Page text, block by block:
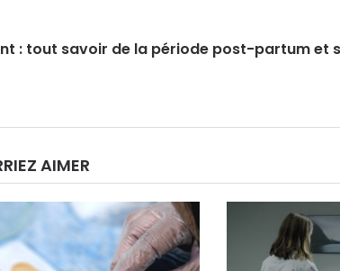
: tout savoir de la période post-partum et
AIMER